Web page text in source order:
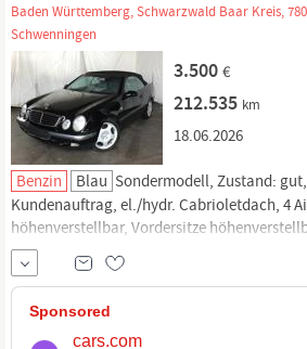
Baden Württemberg, Schwarzwald Baar Kreis,
Schwenningen
3.500 €
212.535 km
18.06.2026
Benzin Blau Sondermodell, Zustand:
Kundenauftrag, el./hydr. Cabrioletdach, 4
höhenverstellbar, Vordersitze
Bildschirm, Lederlenkrad, Bi-Xenon,
Einparkhilfe Sensoren vorne, weitere Infos.